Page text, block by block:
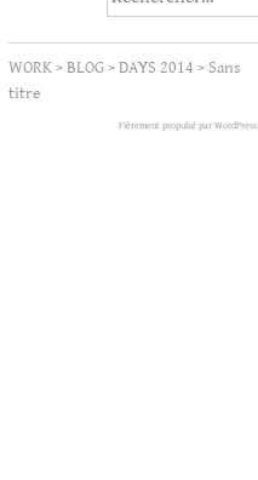
WORK>BLOG>DAYS 2014 > Sans
titre
Fièrement propulsé par WordPress.